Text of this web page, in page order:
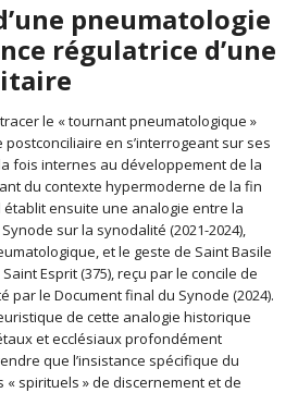
pneumatologie
régulatrice d’une
le « tournant pneumatologique »
en s’interrogeant sur ses
fois internes au développement de la
du contexte hypermoderne de la fin
ensuite une analogie entre la
sur la synodalité (2021-2024),
et le geste de Saint Basile
Esprit (375), reçu par le concile de
par le Document final du Synode (2024).
de cette analogie historique
et ecclésiaux profondément
que l’insistance spécifique du
spirituels » de discernement et de